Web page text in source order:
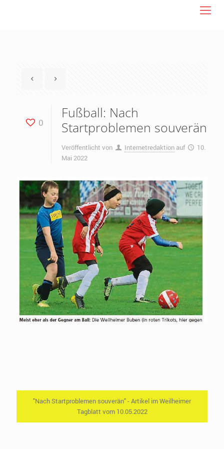
0
Fußball: Nach
Startproblemen souverän
Veröffentlicht von Internetredaktion auf
10.
Mai 2022
"Nach Startproblemen souverän" - Artikel im Weilheimer
Tagblatt vom 10.05.2022